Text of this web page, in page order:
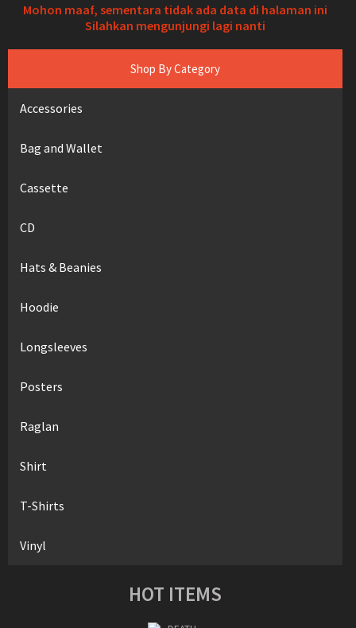
Shop By Category
Accessories
Bag and Wallet
Cassette
CD
Hats & Beanies
Hoodie
Longsleeves
Posters
Raglan
Shirt
T-Shirts
Vinyl
HOT ITEMS
Mohon maaf, sementara tidak ada data di halaman ini
Silahkan mengunjungi lagi nanti